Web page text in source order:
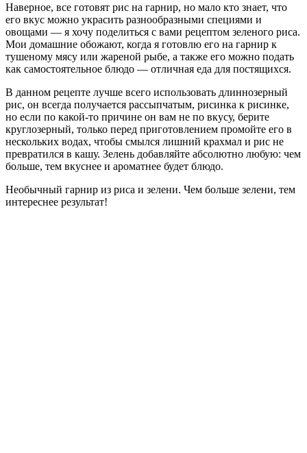
Наверное, все готовят рис на гарнир, но мало кто знает, что
его вкус можно украсить разнообразными специями и
овощами — я хочу поделиться с вами рецептом зеленого риса.
Мои домашние обожают, когда я готовлю его на гарнир к
тушеному мясу или жареной рыбе, а также его можно подать
как самостоятельное блюдо — отличная еда для постящихся.
В данном рецепте лучше всего использовать длиннозерный
рис, он всегда получается рассыпчатым, рисинка к рисинке,
но если по какой-то причине он вам не по вкусу, берите
круглозерный, только перед приготовлением промойте его в
нескольких водах, чтобы смылся лишний крахмал и рис не
превратился в кашу. Зелень добавляйте абсолютно любую: чем
больше, тем вкуснее и ароматнее будет блюдо.
Необычный гарнир из риса и зелени. Чем больше зелени, тем
интереснее результат!